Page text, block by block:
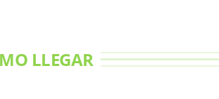
LLEGAR